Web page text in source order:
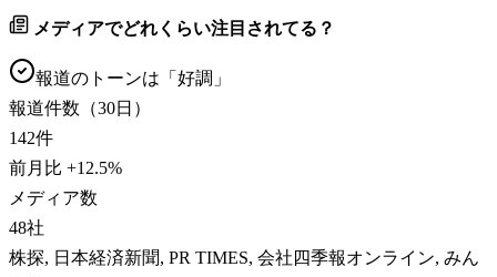
メディアでどれくらい注目されてる？
報道のトーンは「 好調 」
報道件数（30日）
142件
前月比 +12.5%
メディア数
48社
株探, 日本経済新聞, PR TIMES, 会社四季報オンライン, みん